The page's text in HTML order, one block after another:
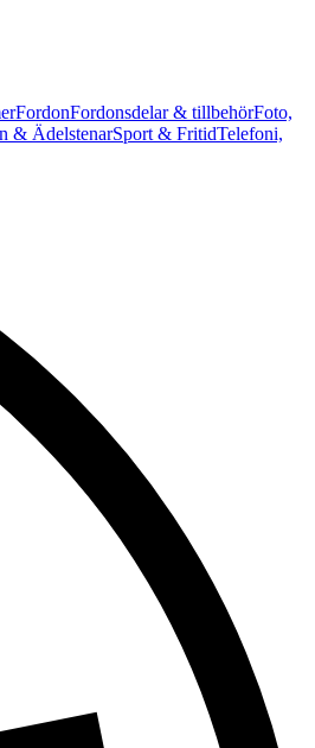
FordonFordonsdelar & tillbehörFoto,
& ÄdelstenarSport & FritidTelefoni,